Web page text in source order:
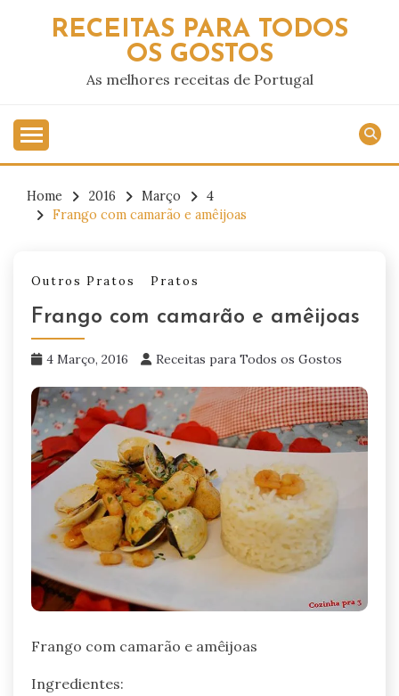
RECEITAS PARA TODOS
OS GOSTOS
As melhores receitas de Portugal
Home 2016 Março
4
Frango com camarão e amêijoas
Outros Pratos Pratos
Frango com camarão e amêijoas
4 Março, 2016 Receitas para Todos os Gostos
Frango com camarão e amêijoas
Ingredientes: